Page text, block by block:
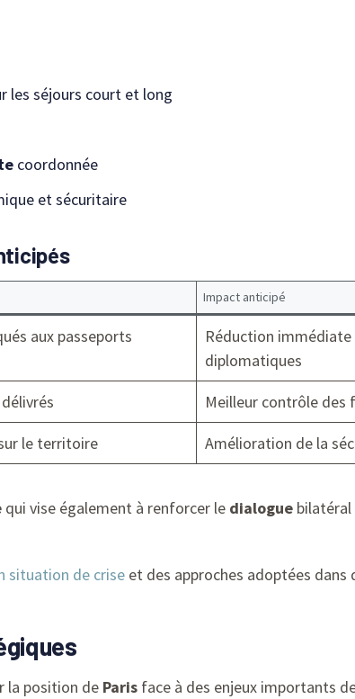
les séjours court et long
coordonnée
et sécuritaire
Impact anticipé
aux passeports
Réduction
diplomatiques
Meilleur contrôle des
le territoire Amélioration de la
qui vise également à renforcer le dialogue bilatéral
situation de crise et des approches adoptées dans
la position de Paris face à des enjeux importants